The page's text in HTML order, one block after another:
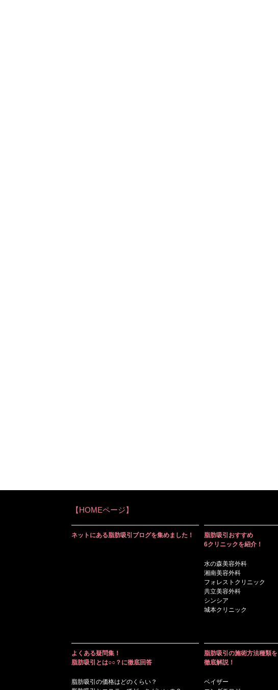
【HOMEページ】
ネットにある脂肪吸引ブログを集めました！
脂肪吸引おすすめ
6クリニックを紹介！
水の森美容外科
湘南美容外科
フォレストクリニック
共立美容外科
シンシア
城本クリニック
よくある疑問集！
脂肪吸引とは○○？に徹底回答
脂肪吸引の価格はどのくらい？
脂肪吸引の施術方法種類を
徹底解説！
ベイザー